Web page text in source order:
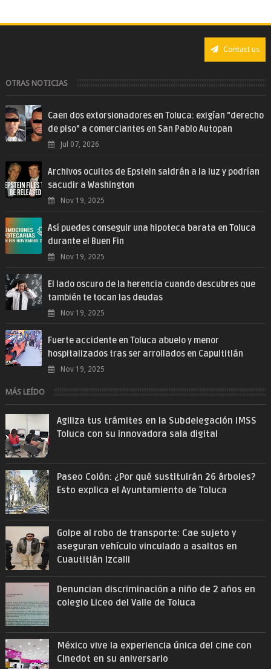
Contact us
OTRAS NOTICIAS
Caen dos extorsionadores en Toluca: exigían "derecho
de piso" a comerciantes en San Pablo Autopan
Jul 07, 2026
Archivos ocultos de Epstein saldrán a la luz y podrían
sacudir a Washington
Nov 19, 2025
Así puedes conseguir una hipoteca barata en Toluca
durante el Buen Fin
Nov 19, 2025
El lado oscuro de la herencia cuando descubres que
también te tocan las deudas
Nov 19, 2025
Fuerte accidente en Toluca abuelo y menor
hospitalizados tras ser arrollados en Capultitlán
Nov 19, 2025
MÁS LEÍDO
Agiliza tus trámites en la Subdelegación IMSS
Toluca con su innovadora sala digital
Paseo Colón: ¿Por qué sustituirán 26 árboles?
Esto explica el Ayuntamiento de Toluca
Golpe al robo de transporte: Cae sujeto y
aseguran vehículo vinculado a asaltos en
Cuautitlán Izcalli
Denuncian discriminación a niño de 2 años en
colegio Liceo del Valle de Toluca
México vive la experiencia única del cine con
Cinedot en su aniversario